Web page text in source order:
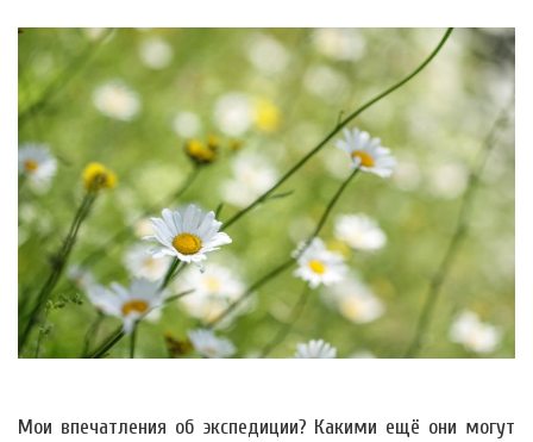
Мои впечатления об экспедиции? Какими ещё они могут